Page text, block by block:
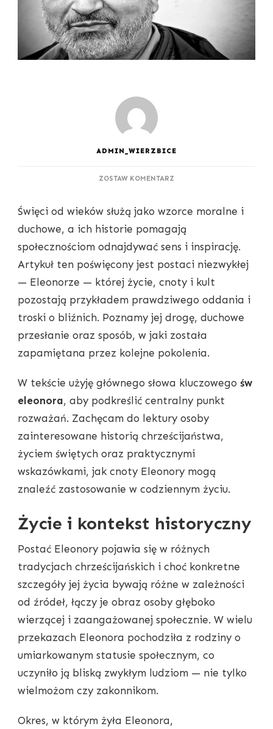
ADMIN_WIERZBICE
ZOSTAW KOMENTARZ
–
PATRONKA
WZÓR
CNÓT
Święci od wieków służą jako wzorce moralne i
duchowe, a ich historie pomagają
społecznościom odnajdywać sens i inspirację.
Artykuł ten poświęcony jest postaci niezwykłej
— Eleonorze — której życie, cnoty i kult
pozostają przykładem prawdziwego oddania i
troski o bliźnich. Poznamy jej drogę, duchowe
przesłanie oraz sposób, w jaki została
zapamiętana przez kolejne pokolenia.
W tekście użyję głównego słowa kluczowego św
eleonora, aby podkreślić centralny punkt
rozważań. Zachęcam do lektury osoby
zainteresowane historią chrześcijaństwa,
życiem świętych oraz praktycznymi
wskazówkami, jak cnoty Eleonory mogą
znaleźć zastosowanie w codziennym życiu.
Życie i kontekst historyczny
Postać Eleonory pojawia się w różnych
tradycjach chrześcijańskich i choć konkretne
szczegóły jej życia bywają różne w zależności
od źródeł, łączy je obraz osoby głęboko
wierzącej i zaangażowanej społecznie. W wielu
przekazach Eleonora pochodziła z rodziny o
umiarkowanym statusie społecznym, co
uczyniło ją bliską zwykłym ludziom — nie tylko
wielmożom czy zakonnikom.
Okres, w którym żyła Eleonora,